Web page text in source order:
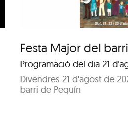
Festa Major del
Programació del dia 21
Divendres 21 d'agost de
barri de Pequín